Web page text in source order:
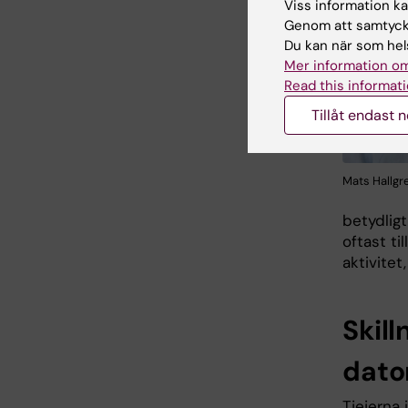
Mats
oftast
aktivitet,
Viss information
Genom att
Du kan när som
Mer information
Read this
Tillåt endast